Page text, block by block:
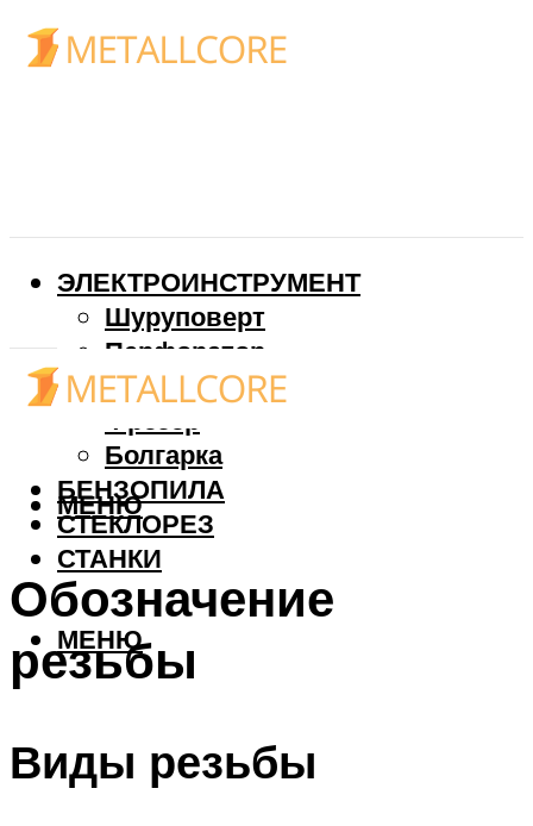
ЭЛЕКТРОИНСТРУМЕНТ
Шуруповерт
Перфоратор
Дрель
Фрезер
Болгарка
БЕНЗОПИЛА
СТЕКЛОРЕЗ
СТАНКИ
МЕНЮ
МЕНЮ
Обозначение
резьбы
Виды резьбы